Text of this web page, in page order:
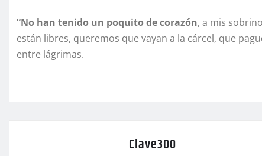
“No han tenido un poquito de corazón, a mis
están libres, queremos que vayan a la cárcel, que
entre lágrimas.
Clave300